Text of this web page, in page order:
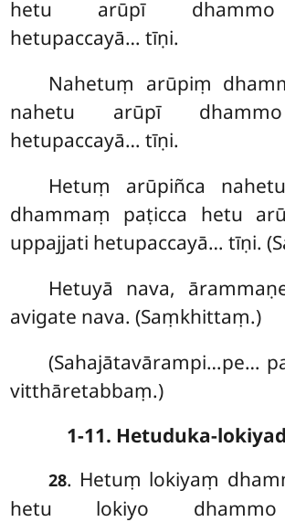
hetu arūpī dhammo
hetupaccayā… tīṇi.
Nahetuṃ arūpiṃ
nahetu arūpī
hetupaccayā… tīṇi.
Hetuṃ arūpiñca
dhammaṃ paṭicca hetu
uppajjati hetupaccayā… tīṇi.
Hetuyā nava,
avigate nava. (Saṃkhittaṃ.)
(Sahajātavārampi…pe…
vitthāretabbaṃ.)
1-11. Hetuduka-
28. Hetuṃ lokiyaṃ
hetu lokiyo